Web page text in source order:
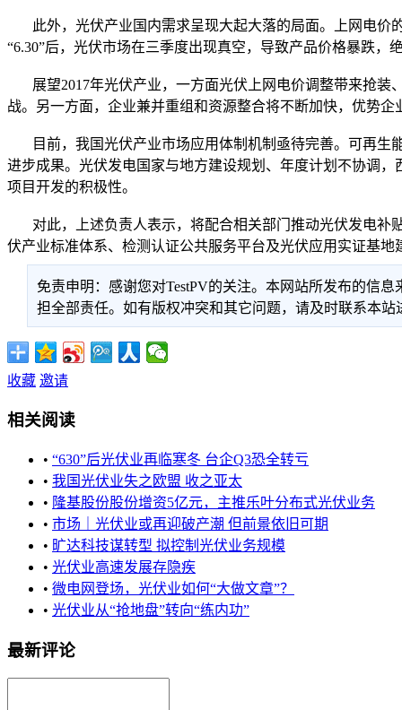
此外，光伏产业国内需求呈现大起大落的局面。上网电价
“6.30”后，光伏市场在三季度出现真空，导致产品价格暴跌，
展望2017年光伏产业，一方面光伏上网电价调整带来抢装
战。另一方面，企业兼并重组和资源整合将不断加快，优势
目前，我国光伏产业市场应用体制机制亟待完善。可再生
进步成果。光伏发电国家与地方建设规划、年度计划不协调
项目开发的积极性。
对此，上述负责人表示，将配合相关部门推动光伏发电补
伏产业标准体系、检测认证公共服务平台及光伏应用实证基地
免责申明：感谢您对TestPV的关注。本网站所发布的信
担全部责任。如有版权冲突和其它问题，请及时联系本
收藏 邀请
相关阅读
• “630”后光伏业再临寒冬 台企Q3恐全转亏
• 我国光伏业失之欧盟 收之亚太
• 隆基股份股份增资5亿元，主推乐叶分布式光伏业务
• 市场｜光伏业或再迎破产潮 但前景依旧可期
• 旷达科技谋转型 拟控制光伏业务规模
• 光伏业高速发展存隐疾
• 微电网登场，光伏业如何“大做文章”？
• 光伏业从“抢地盘”转向“练内功”
最新评论